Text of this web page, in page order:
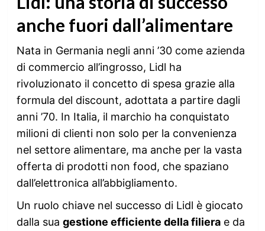
anche fuori dall’alimentare
Nata in Germania negli anni ’30 come azienda
di commercio all’ingrosso, Lidl ha
rivoluzionato il concetto di spesa grazie alla
formula del discount, adottata a partire dagli
anni ’70. In Italia, il marchio ha conquistato
milioni di clienti non solo per la convenienza
nel settore alimentare, ma anche per la vasta
offerta di prodotti non food, che spaziano
dall’elettronica all’abbigliamento.
Un ruolo chiave nel successo di Lidl è giocato
dalla sua gestione efficiente della filierae da